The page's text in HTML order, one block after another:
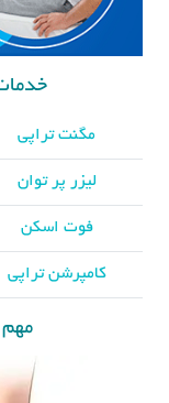
مگنت تراپی
لیزر پر توان
فوت اسکن
کامپرشن تراپی